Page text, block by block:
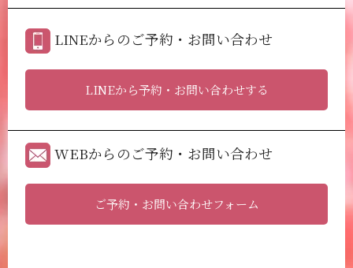
LINEからのご予約・お問い合わせ
LINEから予約・お問い合わせする
WEBからのご予約・お問い合わせ
ご予約・お問い合わせフォーム